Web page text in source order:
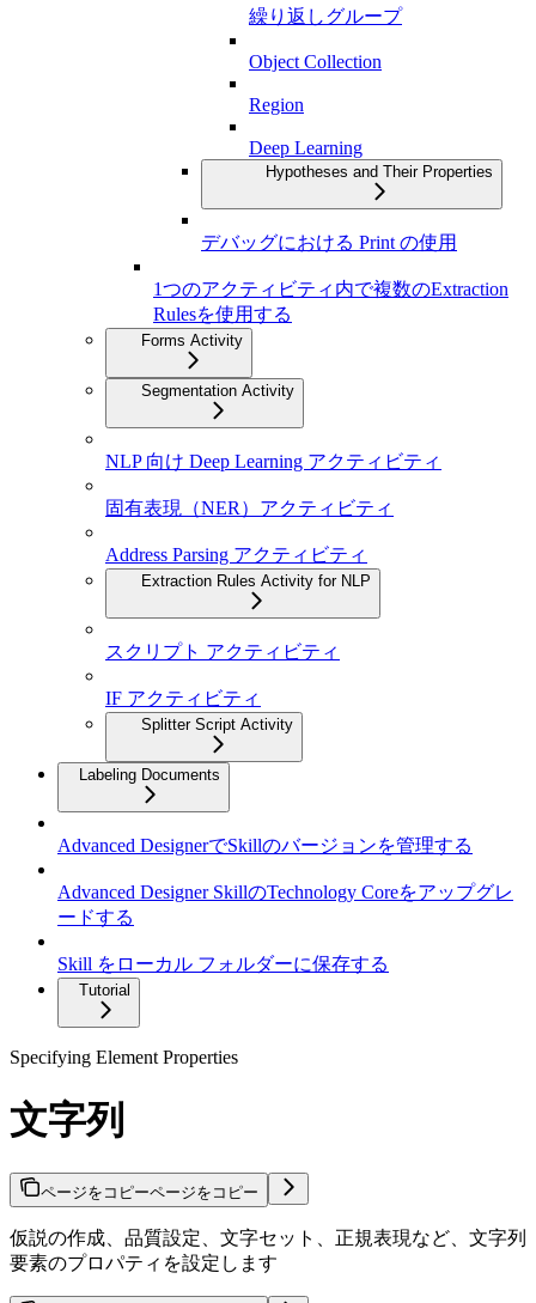
繰り返しグループ
Object Collection
Region
Deep Learning
Hypotheses and Their Properties
デバッグにおける Print の使用
1つのアクティビティ内で複数のExtraction
Rulesを使用する
Forms Activity
Segmentation Activity
NLP 向け Deep Learning アクティビティ
固有表現（NER）アクティビティ
Address Parsing アクティビティ
Extraction Rules Activity for NLP
スクリプト アクティビティ
IF アクティビティ
Splitter Script Activity
Labeling Documents
Advanced DesignerでSkillのバージョンを管理する
Advanced Designer SkillのTechnology Coreをアップグレ
ードする
Skill をローカル フォルダーに保存する
Tutorial
Specifying Element Properties
文字列
ページをコピーページをコピー
仮説の作成、品質設定、文字セット、正規表現など、文字列
要素のプロパティを設定します